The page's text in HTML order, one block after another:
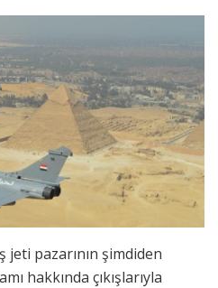
jeti pazarının şimdiden
hakkında çıkışlarıyla